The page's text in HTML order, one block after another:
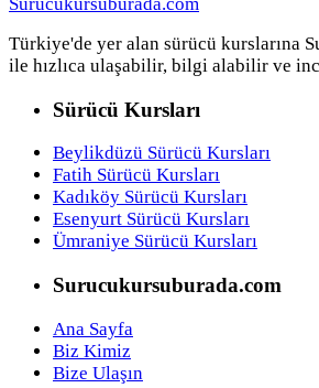
Türkiye'de yer alan sürücü kurslarına
ile hızlıca ulaşabilir, bilgi alabilir ve
Sürücü Kursları
Beylikdüzü Sürücü Kursları
Fatih Sürücü Kursları
Kadıköy Sürücü Kursları
Esenyurt Sürücü Kursları
Ümraniye Sürücü Kursları
Surucukursuburada.com
Ana Sayfa
Biz Kimiz
Bize Ulaşın